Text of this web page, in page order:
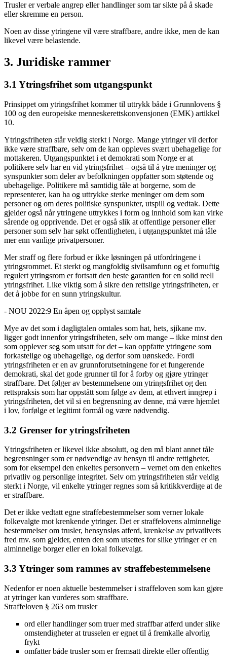
Trusler er verbale angrep eller handlinger som tar sikte på å skade
eller skremme en person.
Noen av disse ytringene vil være straffbare, andre ikke, men de kan
likevel være belastende.
3. Juridiske rammer
3.1 Ytringsfrihet som utgangspunkt
Prinsippet om ytringsfrihet kommer til uttrykk både i Grunnlovens §
100 og den europeiske menneskerettskonvensjonen (EMK) artikkel
10.
Ytringsfriheten står veldig sterkt i Norge. Mange ytringer vil derfor
ikke være straffbare, selv om de kan oppleves svært ubehagelige for
mottakeren. Utgangspunktet i et demokrati som Norge er at
politikere selv har en vid ytringsfrihet – også til å ytre meninger og
synspunkter som deler av befolkningen oppfatter som støtende og
ubehagelige. Politikere må samtidig tåle at borgerne, som de
representerer, kan ha og uttrykke sterke meninger om dem som
personer og om deres politiske synspunkter, utspill og vedtak. Dette
gjelder også når ytringene uttrykkes i form og innhold som kan virke
sårende og opprivende. Det er også slik at offentlige personer eller
personer som selv har søkt offentligheten, i utgangspunktet må tåle
mer enn vanlige privatpersoner.
Mer straff og flere forbud er ikke løsningen på utfordringene i
ytringsrommet. Et sterkt og mangfoldig sivilsamfunn og et fornuftig
regulert ytringsrom er fortsatt den beste garantien for en solid reell
ytringsfrihet. Like viktig som å sikre den rettslige ytringsfriheten, er
det å jobbe for en sunn ytringskultur.
- NOU 2022:9 En åpen og opplyst samtale
Mye av det som i dagligtalen omtales som hat, hets, sjikane mv.
ligger godt innenfor ytringsfriheten, selv om mange – ikke minst den
som opplever seg som utsatt for det – kan oppfatte ytringene som
forkastelige og ubehagelige, og derfor som uønskede. Fordi
ytringsfriheten er en av grunnforutsetningene for et fungerende
demokrati, skal det gode grunner til for å forby og gjøre ytringer
straffbare. Det følger av bestemmelsene om ytringsfrihet og den
rettspraksis som har oppstått som følge av dem, at ethvert inngrep i
ytringsfriheten, det vil si en begrensning av denne, må være hjemlet
i lov, forfølge et legitimt formål og være nødvendig.
3.2 Grenser for ytringsfriheten
Ytringsfriheten er likevel ikke absolutt, og den må blant annet tåle
begrensninger som er nødvendige av hensyn til andre rettigheter,
som for eksempel den enkeltes personvern – vernet om den enkeltes
privatliv og personlige integritet. Selv om ytringsfriheten står veldig
sterkt i Norge, vil enkelte ytringer regnes som så kritikkverdige at de
er straffbare.
Det er ikke vedtatt egne straffebestemmelser som verner lokale
folkevalgte mot krenkende ytringer. Det er straffelovens alminnelige
bestemmelser om trusler, hensynsløs atferd, krenkelse av privatlivets
fred mv. som gjelder, enten den som utsettes for slike ytringer er en
alminnelige borger eller en lokal folkevalgt.
3.3 Ytringer som rammes av straffebestemmelsene
Nedenfor er noen aktuelle bestemmelser i straffeloven som kan gjøre
at ytringer kan vurderes som straffbare.
Straffeloven § 263 om trusler
ord eller handlinger som truer med straffbar atferd under slike
omstendigheter at trusselen er egnet til å fremkalle alvorlig
frykt
omfatter både trusler som er fremsatt direkte eller offentlig